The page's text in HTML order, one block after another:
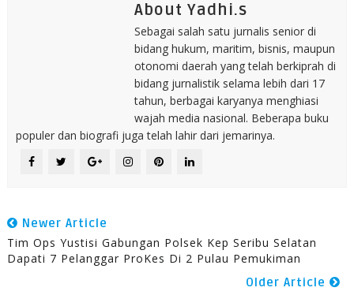
About Yadhi.s
Sebagai salah satu jurnalis senior di
bidang hukum, maritim, bisnis, maupun
otonomi daerah yang telah berkiprah di
bidang jurnalistik selama lebih dari 17
tahun, berbagai karyanya menghiasi
wajah media nasional. Beberapa buku
populer dan biografi juga telah lahir dari jemarinya.
Newer Article
Tim Ops Yustisi Gabungan Polsek Kep Seribu Selatan
Dapati 7 Pelanggar ProKes Di 2 Pulau Pemukiman
Older Article